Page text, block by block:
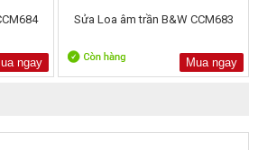
ngay
Sửa Loa âm trần B&W CCM683
Mua ngay